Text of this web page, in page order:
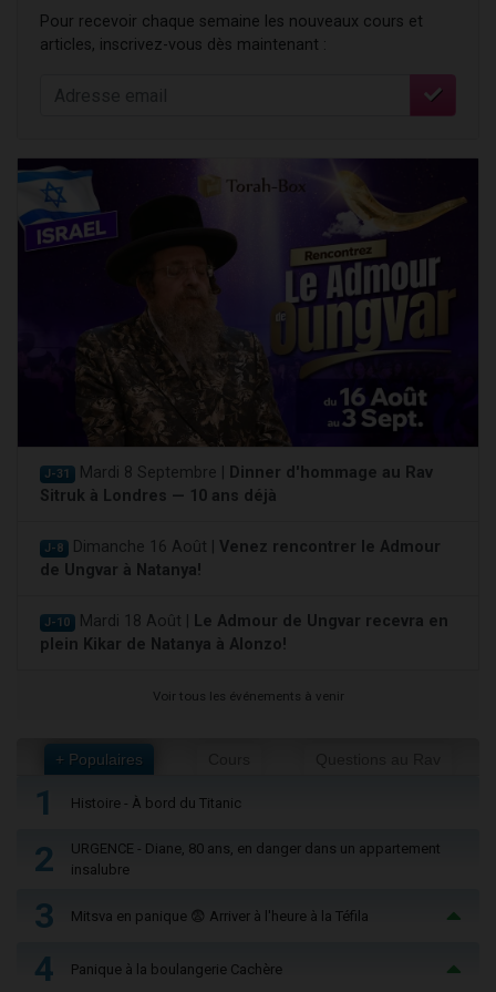
Pour recevoir chaque semaine les nouveaux cours et
articles, inscrivez-vous dès maintenant :
J-31 Mardi 8 Septembre |
Dinner d'hommage au Rav
Sitruk à Londres — 10 ans déjà
J-8 Dimanche 16 Août | Venez rencontrer le Admour
de Ungvar à Natanya!
J-10 Mardi 18 Août |
Le Admour de Ungvar recevra en
plein Kikar de Natanya à Alonzo!
Voir tous les événements à venir
+ Populaires
1 Histoire - À bord du Titanic
2
URGENCE - Diane, 80 ans, en danger dans un appartement
insalubre
3 Mitsva en panique 😨 Arriver à l'heure à la Téfila
4 Panique à la boulangerie Cachère